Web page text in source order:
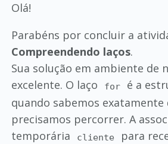
Olá!
Parabéns por concluir a
Compreendendo laços.
Sua solução em ambiente de
excelente. O laço
for
é a
quando sabemos
precisamos percorrer. A
temporária
cliente
para